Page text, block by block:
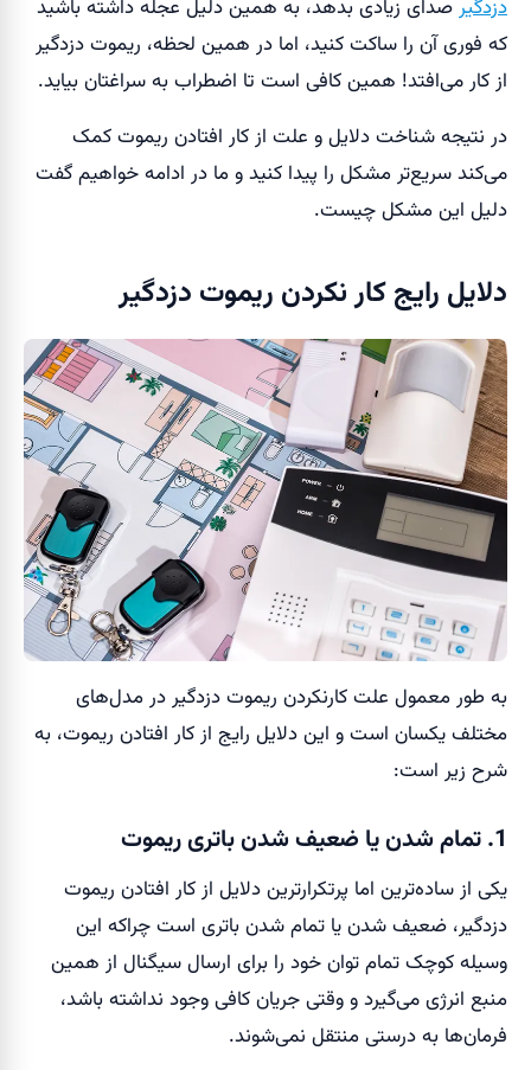
دزدگیر صدای زیادی بدهد، به همین دلیل عجله داشته باشید
که فوری آن را ساکت کنید، اما در همین لحظه، ریموت دزدگیر
از کار می‌افتد! همین کافی است تا اضطراب به سراغتان بیاید.
در نتیجه شناخت دلایل و علت از کار افتادن ریموت کمک
می‌کند سریع‌تر مشکل را پیدا کنید و ما در ادامه خواهیم گفت
دلیل این مشکل چیست.
دلایل رایج کار نکردن ریموت دزدگیر
به طور معمول علت کارنکردن ریموت دزدگیر در مدل‌های
مختلف یکسان است و این دلایل رایج از کار افتادن ریموت، به
شرح زیر است:
1. تمام شدن یا ضعیف شدن باتری ریموت
یکی از ساده‌ترین اما پرتکرارترین دلایل از کار افتادن ریموت
دزدگیر، ضعیف شدن یا تمام شدن باتری است چراکه این
وسیله کوچک تمام توان خود را برای ارسال سیگنال از همین
منبع انرژی می‌گیرد و وقتی جریان کافی وجود نداشته باشد،
فرمان‌ها به درستی منتقل نمی‌شوند.